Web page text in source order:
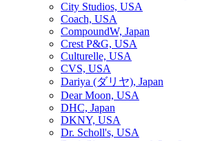
City Studios, USA
Coach, USA
CompoundW, Japan
Crest P&G, USA
Culturelle, USA
CVS, USA
Dariya (ダリヤ), Japan
Dear Moon, USA
DHC, Japan
DKNY, USA
Dr. Scholl's, USA